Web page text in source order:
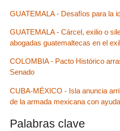
GUATEMALA - Desafíos para la
GUATEMALA - Cárcel, exilio o
abogadas guatemaltecas en el
COLOMBIA - Pacto Histórico
Senado
CUBA-MÉXICO - Isla anuncia
de la armada mexicana con ayuda
Palabras clave